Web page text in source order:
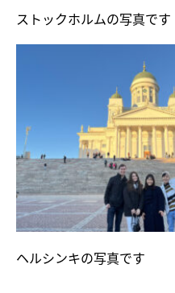
ストックホルムの写真です
ヘルシンキの写真です